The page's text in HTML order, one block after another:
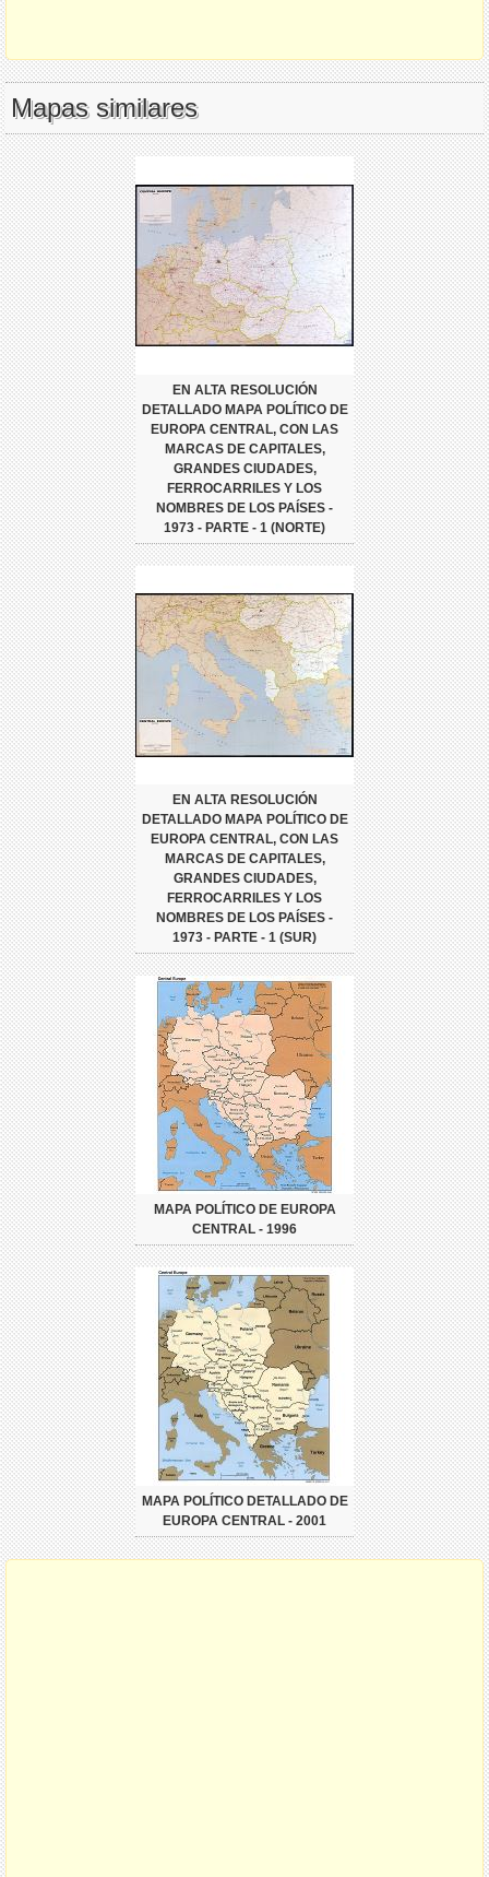
Mapas similares
EN ALTA RESOLUCIÓN
DETALLADO MAPA POLÍTICO DE
EUROPA CENTRAL, CON LAS
MARCAS DE CAPITALES,
GRANDES CIUDADES,
FERROCARRILES Y LOS
NOMBRES DE LOS PAÍSES -
1973 - PARTE - 1 (NORTE)
EN ALTA RESOLUCIÓN
DETALLADO MAPA POLÍTICO DE
EUROPA CENTRAL, CON LAS
MARCAS DE CAPITALES,
GRANDES CIUDADES,
FERROCARRILES Y LOS
NOMBRES DE LOS PAÍSES -
1973 - PARTE - 1 (SUR)
MAPA POLÍTICO DE EUROPA
CENTRAL - 1996
MAPA POLÍTICO DETALLADO DE
EUROPA CENTRAL - 2001